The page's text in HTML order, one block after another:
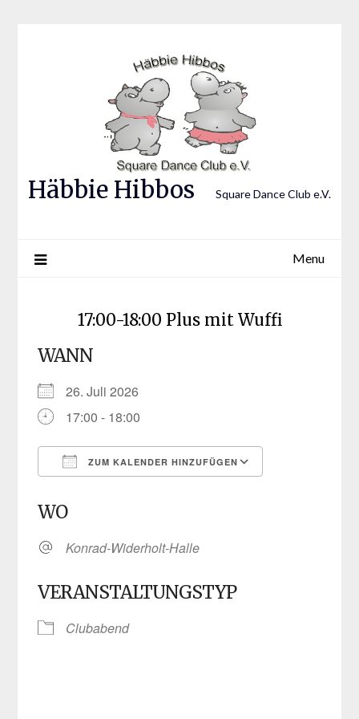
Häbbie Hibbos Square Dance Club e.V.
Menu
17:00-18:00 Plus mit Wuffi
WANN
26. Juli 2026
17:00 - 18:00
ZUM KALENDER HINZUFÜGEN
WO
Konrad-Widerholt-Halle
VERANSTALTUNGSTYP
Clubabend